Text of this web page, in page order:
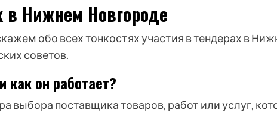
в Нижнем Новгороде
обо всех тонкостях участия в тендерах в
советов.
как он работает?
выбора поставщика товаров, работ или услуг,